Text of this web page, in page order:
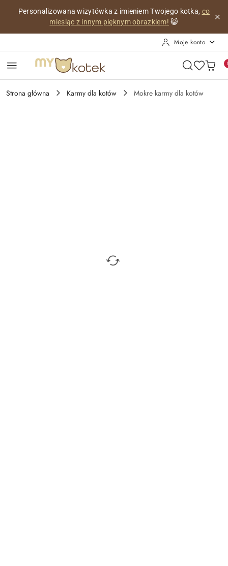
Przejdź do treści głównej
Przejdź do wyszukiwarki
Przejdź do moje konto
Przejdź do menu głównego
Przejdź do opisu produktu
Przejdź do stopki
Personalizowana wizytówka z imieniem Twojego kotka, co
miesiąc z innym pięknym obrazkiem! 😺
Moje konto
Strona główna Karmy dla kotów Mokre karmy dla kotów